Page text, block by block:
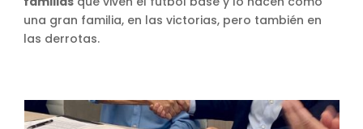
una gran familia, en las victorias, pero también en
las derrotas.